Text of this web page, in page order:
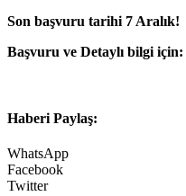
Son başvuru tarihi 7 Aralık!
Başvuru ve Detaylı bilgi için:
Haberi Paylaş:
WhatsApp
Facebook
Twitter